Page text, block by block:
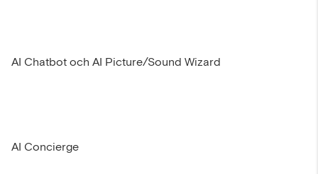
AI Chatbot och AI Picture/Sound Wizard
AI Concierge